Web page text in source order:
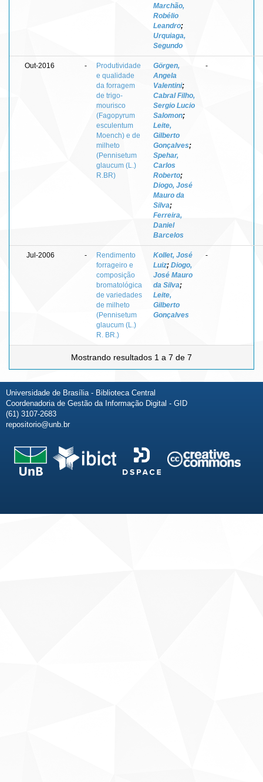
Marchão,
Robélio
Leandro;
Urquiaga,
Segundo
Out-2016 -
Produtividade
e qualidade
da forragem
de trigo-
mourisco
(Fagopyrum
esculentum
Moench) e de
milheto
(Pennisetum
glaucum (L.)
R.BR)
Görgen,
Angela
Valentini;
Cabral Filho,
Sergio Lucio
Salomon;
Leite,
Gilberto
Gonçalves;
Spehar,
Carlos
Roberto;
Diogo, José
Mauro da
Silva;
Ferreira,
Daniel
Barcelos
-
Jul-2006 -
Rendimento
forrageiro e
composição
bromatológica
de variedades
de milheto
(Pennisetum
glaucum (L.)
R. BR.)
Kollet, José
Luiz; Diogo,
José Mauro
da Silva;
Leite,
Gilberto
Gonçalves
-
Mostrando resultados 1 a 7 de 7
Universidade de Brasília - Biblioteca Central
Coordenadoria de Gestão da Informação Digital - GID
(61) 3107-2683
repositorio@unb.br